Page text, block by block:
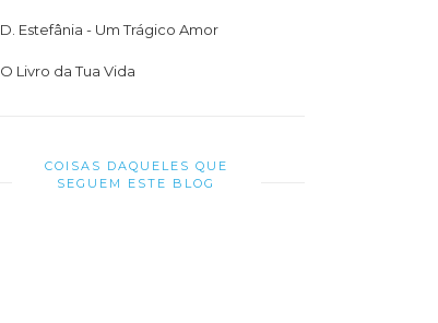
D. Estefânia - Um Trágico Amor
O Livro da Tua Vida
COISAS DAQUELES QUE
SEGUEM ESTE BLOG